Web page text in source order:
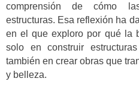
comprensión de cómo
estructuras. Esa reflexión ha
en el que exploro por qué la
solo en construir
también en crear obras que
y belleza.